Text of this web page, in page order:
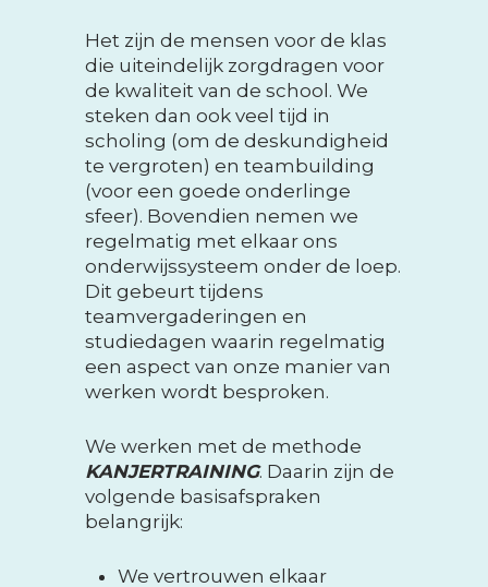
Het zijn de mensen voor de klas
die uiteindelijk zorgdragen voor
de kwaliteit van de school. We
steken dan ook veel tijd in
scholing (om de deskundigheid
te vergroten) en teambuilding
(voor een goede onderlinge
sfeer). Bovendien nemen we
regelmatig met elkaar ons
onderwijssysteem onder de loep.
Dit gebeurt tijdens
teamvergaderingen en
studiedagen waarin regelmatig
een aspect van onze manier van
werken wordt besproken.
We werken met de methode
KANJERTRAINING. Daarin zijn de
volgende basisafspraken
belangrijk:
We vertrouwen elkaar